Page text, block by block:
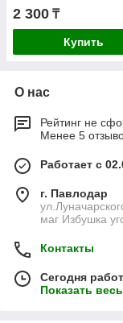
2 300 ₸
Купить
О нас
Рейтинг не
Менее 5
Работает с
г. Павлодар
маг Избушка
Контакты
Сегодня
Показать